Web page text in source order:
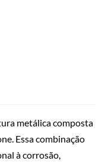
metálica composta
Essa combinação
à corrosão,